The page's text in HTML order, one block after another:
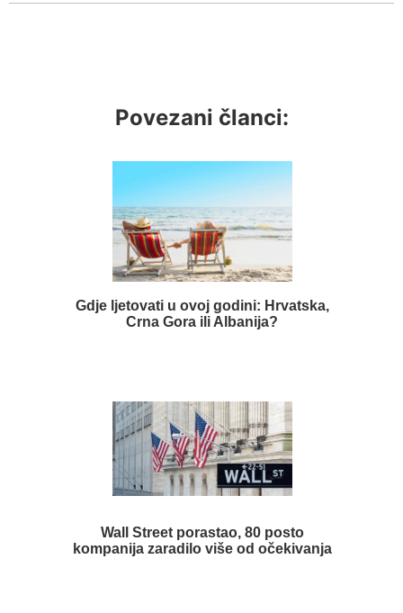
Povezani članci:
Gdje ljetovati u ovoj godini: Hrvatska,
Crna Gora ili Albanija?
Wall Street porastao, 80 posto
kompanija zaradilo više od očekivanja